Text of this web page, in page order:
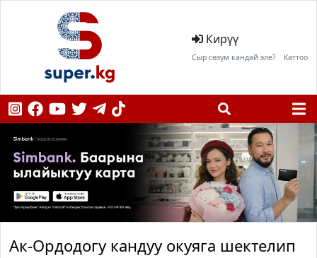
Кирүү
Сыр сөзүм кандай эле? Каттоо
Ак-Ордодогу кандуу окуяга шектелип